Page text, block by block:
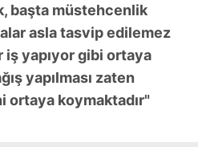
başta müstehcenlik
asla tasvip edilemez
iş yapıyor gibi ortaya
yapılması zaten
ortaya koymaktadır"